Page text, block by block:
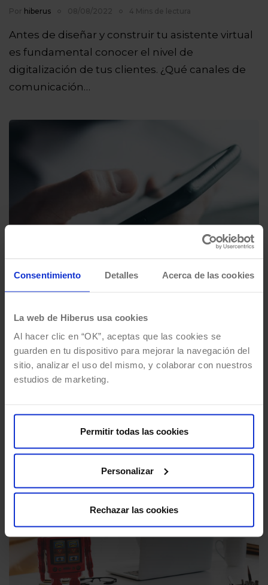
Consentimiento Detalles Acerca de las cookies
La web de Hiberus usa cookies
Al hacer clic en “OK”, aceptas que las cookies se
guarden en tu dispositivo para mejorar la navegación del
sitio, analizar el uso del mismo, y colaborar con nuestros
estudios de marketing.
Permitir todas las cookies
Personalizar
Rechazar las cookies
Por hiberus 08/08/2022 4 Mins de lectura
Antes de diseñar y construir tu asistente virtual
es fundamental conocer el nivel de
digitalización de tus clientes. ¿Qué canales de
comunicación…
chatbots: lo que debes saber
La automatización de servicios es cada vez más
importante, especialmente en el campo